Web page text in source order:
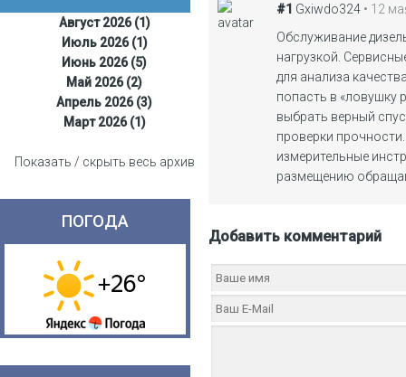
Август 2026 (1)
Июль 2026 (1)
Июнь 2026 (5)
Май 2026 (2)
Апрель 2026 (3)
Март 2026 (1)
Показать / скрыть весь архив
ПОГОДА
#1 Gxiwdo324 • 12
Обслуживание
нагрузкой.
для анализа
попасть в «ловушку
выбрать верный
проверки
измерительные
размещению
Добавить комментарий